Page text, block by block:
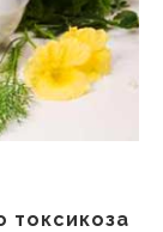
токсикоза